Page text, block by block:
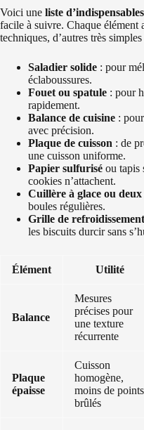
Voici une liste d’indispensables
facile à suivre. Chaque élément
techniques, d’autres très
Saladier solide : pour
éclaboussures.
Fouet ou spatule : pour
rapidement.
Balance de cuisine :
avec précision.
Plaque de cuisson : de
une cuisson uniforme.
Papier sulfurisé ou tapis
cookies n’attachent.
Cuillère à glace ou
boules régulières.
Grille de refroidissement
les biscuits durcir sans
Élément Utilité
Balance
Mesures
précises pour
une texture
récurrente
Plaque
épaisse
Cuisson
homogène,
moins de points
brûlés